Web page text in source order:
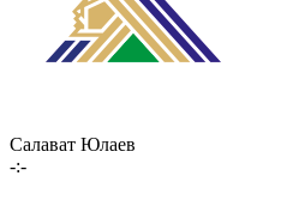
Салават Юлаев
-:-